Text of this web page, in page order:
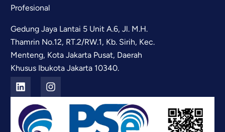
Profesional
Gedung Jaya Lantai 5 Unit A.6, Jl. M.H.
Thamrin No.12, RT.2/RW.1, Kb. Sirih, Kec.
Menteng, Kota Jakarta Pusat, Daerah
Khusus Ibukota Jakarta 10340.